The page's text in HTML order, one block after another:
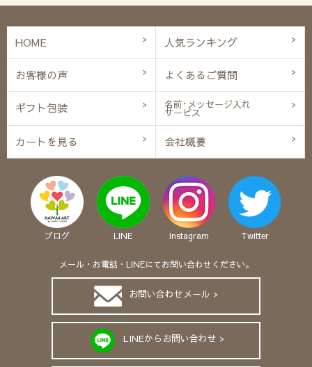
HOME 人気ランキング
お客様の声 よくあるご質問
ギフト包装 名前･メッセージ入れ
サービス
カートを見る 会社概要
ブログ LINE Instagram Twitter
メール・お電話・LINEにてお問い合わせください。
お問い合わせメール >
LINEからお問い合わせ >